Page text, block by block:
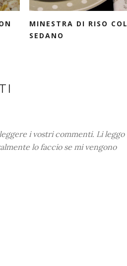
MINESTRA DI RISO COL
SEDANO
i vostri commenti. Li leggo
lo faccio se mi vengono